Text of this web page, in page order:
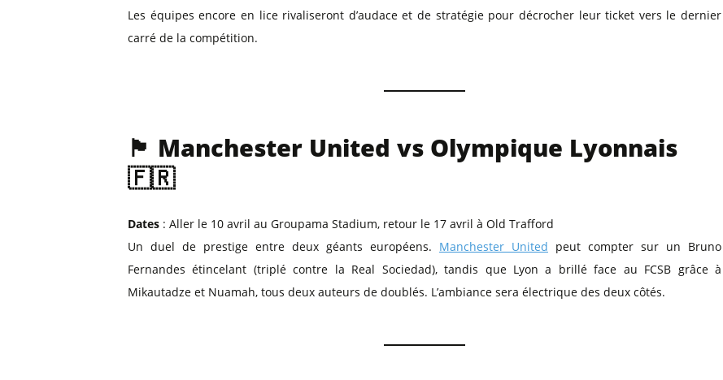
Billets Primeira Liga Portugal
Billets Coupe d’Asie 2027
Les équipes encore en lice rivaliseront d’audace et de stratégie pour décrocher leur ticket vers le dernier
carré de la compétition.​
🏴 Manchester United vs Olympique Lyonnais
🇫🇷
Dates : Aller le 10 avril au Groupama Stadium, retour le 17 avril à Old Trafford
Un duel de prestige entre deux géants européens. Manchester United peut compter sur un Bruno
Fernandes étincelant (triplé contre la Real Sociedad), tandis que Lyon a brillé face au FCSB grâce à
Mikautadze et Nuamah, tous deux auteurs de doublés. L’ambiance sera électrique des deux côtés.